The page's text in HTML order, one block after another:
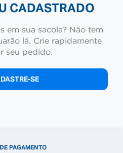
CADASTRADO
em sua sacola? Não tem
lá. Crie rapidamente
seu pedido.
SE
PAGAMENTO